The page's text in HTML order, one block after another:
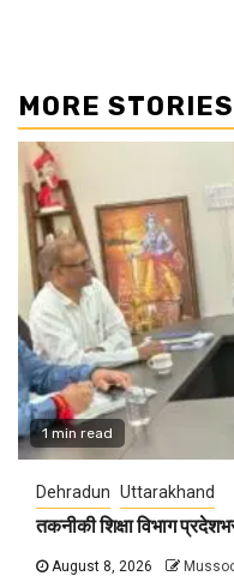
MORE STORIES
1 min read
Dehradun Uttarakhand
तकनीकी शिक्षा विभाग
August 8, 2026